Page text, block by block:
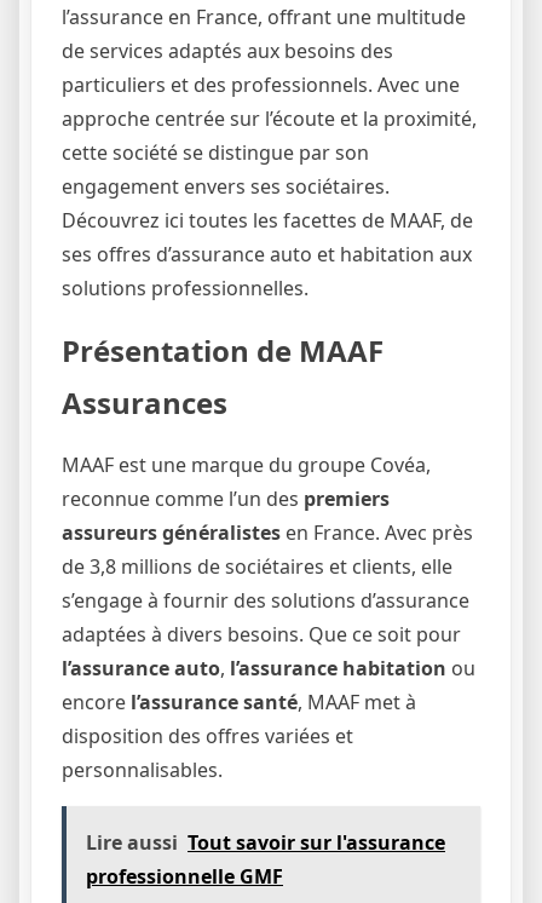
l’assurance en France, offrant une multitude
de services adaptés aux besoins des
particuliers et des professionnels. Avec une
approche centrée sur l’écoute et la proximité,
cette société se distingue par son
engagement envers ses sociétaires.
Découvrez ici toutes les facettes de MAAF, de
ses offres d’assurance auto et habitation aux
solutions professionnelles.
Présentation de MAAF
Assurances
MAAF est une marque du groupe Covéa,
reconnue comme l’un des premiers
assureurs généralistes en France. Avec près
de 3,8 millions de sociétaires et clients, elle
s’engage à fournir des solutions d’assurance
adaptées à divers besoins. Que ce soit pour
l’assurance auto, l’assurance habitation ou
encore l’assurance santé, MAAF met à
disposition des offres variées et
personnalisables.
Lire aussi Tout savoir sur l'assurance
professionnelle GMF